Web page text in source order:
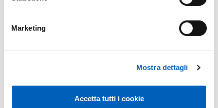
Marketing
Mostra dettagli
Accetta tutti i cookie
PUBBLICAZIONI ISTITUZIONALI